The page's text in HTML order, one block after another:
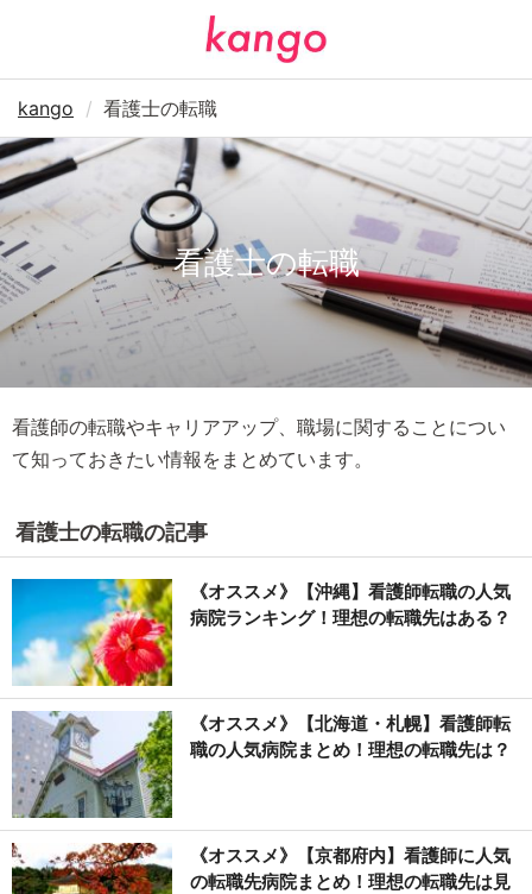
kango 看護士の転職
看護士の転職
看護師の転職やキャリアアップ、職場に関することについ
て知っておきたい情報をまとめています。
看護士の転職の記事
《オススメ》【沖縄】看護師転職の人気
病院ランキング！理想の転職先はある？
《オススメ》【北海道・札幌】看護師転
職の人気病院まとめ！理想の転職先は？
《オススメ》【京都府内】看護師に人気
の転職先病院まとめ！理想の転職先は見